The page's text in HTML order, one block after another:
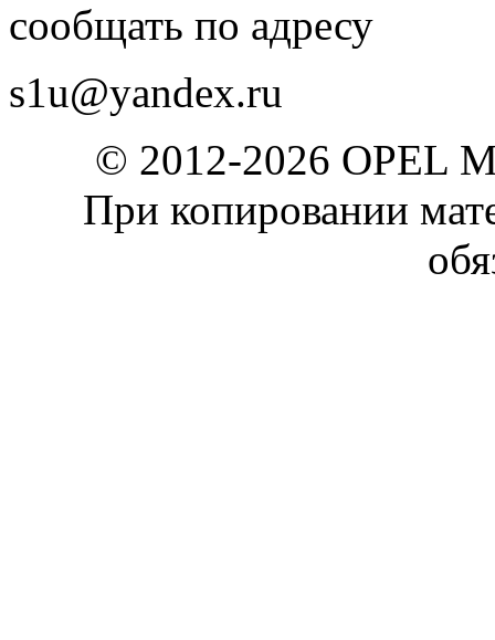
сообщать по адресу
s1u@yandex.ru
© 2012-2026 OPEL
При копировании